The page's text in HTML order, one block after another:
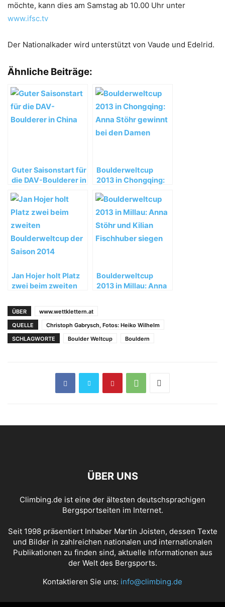
möchte, kann dies am Samstag ab 10.00 Uhr unter
www.ifsc.tv
Der Nationalkader wird unterstützt von Vaude und Edelrid.
Ähnliche Beiträge:
Guter Saisonstart für
die DAV-Boulderer in
Boulderweltcup
2013 in Chongqing:
bei den Damen
Jan Hojer holt Platz
zwei beim zweiten
Saison 2014
Boulderweltcup
2013 in Millau: Anna
ÜBER
www.wettklettern.at
QUELLE
Christoph Gabrysch, Fotos: Heiko Wilhelm
SCHLAGWORTE
Boulder Weltcup Bouldern
ÜBER UNS
Climbing.de ist eine der ältesten deutschsprachigen
Bergsportseiten im Internet.
Seit 1998 präsentiert Inhaber Martin Joisten, dessen Texte
und Bilder in zahlreichen nationalen und internationalen
Publikationen zu finden sind, aktuelle Informationen aus
der Welt des Bergsports.
Kontaktieren Sie uns: info@climbing.de